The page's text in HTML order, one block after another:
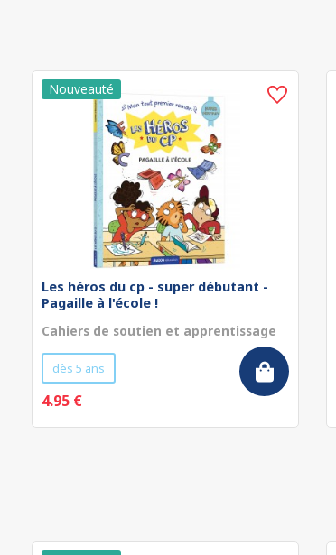
Les héros du cp - super débutant -
Pagaille à l'école !
Cahiers de soutien et apprentissage
dès 5 ans
4.95 €